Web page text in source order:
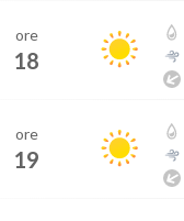
ore
18
ore
19